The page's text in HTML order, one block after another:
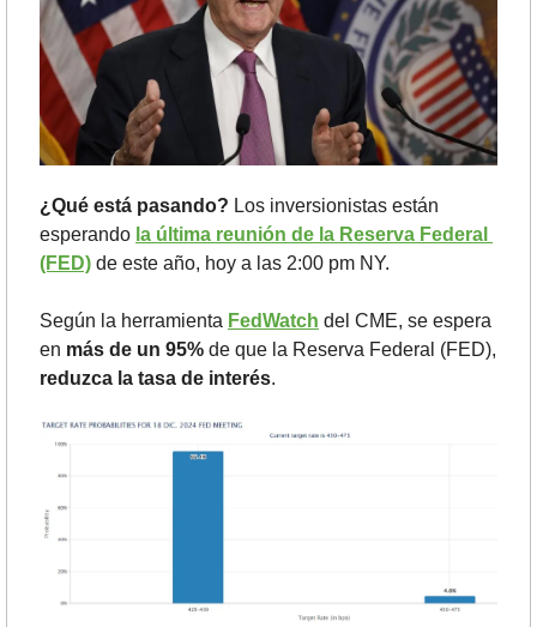
¿Qué está pasando? Los inversionistas están
esperando la última reunión de la Reserva Federal
(FED) de este año, hoy a las 2:00 pm NY.
Según la herramienta FedWatch del CME, se espera
en más de un 95%
reduzca la tasa de interés.